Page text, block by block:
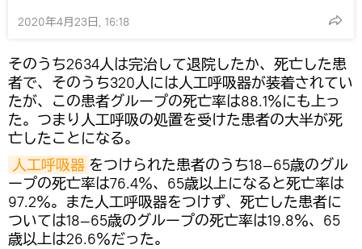
2020年4月23日, 16:18
そのうち2634人は完治して退院したか、死亡した患
者で、そのうち320人には人工呼吸器が装着されてい
たが、この患者グループの死亡率は88.1％にも上っ
た。つまり人工呼吸の処置を受けた患者の大半が死
亡したことになる。
人工呼吸器 をつけられた患者のうち18—65歳のグル
ープの死亡率は76.4％、65歳以上になると死亡率は
97.2％。また人工呼吸器をつけず、死亡した患者に
ついては18—65歳のグループの死亡率は19.8％、65
歳以上は26.6％だった。